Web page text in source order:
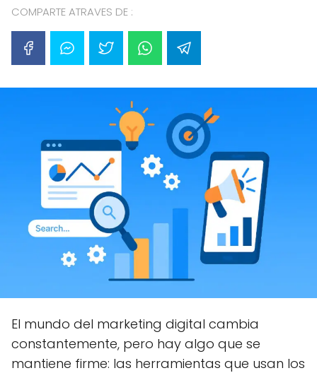
COMPARTE ATRAVES DE :
El mundo del marketing digital cambia
constantemente, pero hay algo que se
mantiene firme: las herramientas que usan los